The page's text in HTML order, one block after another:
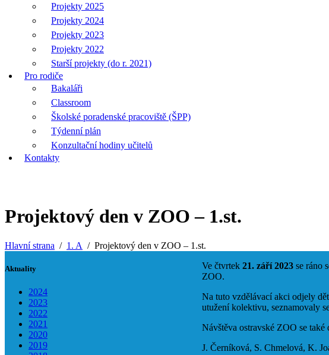
Projekty 2025
Projekty 2024
Projekty 2023
Projekty 2022
Starší projekty (do r. 2021)
Pro rodiče
Bakaláři
Classroom
Školské poradenské pracoviště (ŠPP)
Týdenní plán
Konzultační hodiny učitelů
Kontakty
Projektový den v ZOO – 1.st.
Hlavní strana 1. A Projektový den v ZOO – 1.st.
Aktuality
2024
2023
2022
2021
2020
2019
Ve čtvrtek 21. září 2023 se ráno
ZOO.
Na tuto vzdělávací akci odjely
utužení kolektivu, seznamovaly
Návštěva ostravské ZOO se
J. Černíková, S. Chmelová, K.